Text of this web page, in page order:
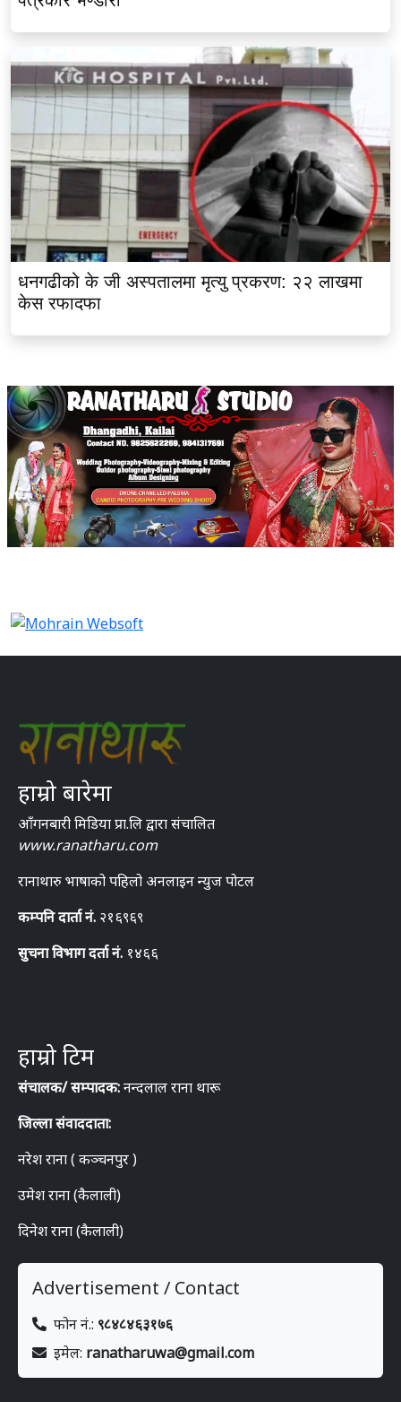
धनगढीको के जी अस्पतालमा मृत्यु प्रकरण: २२ लाखमा
केस रफादफा
हाम्रो बारेमा
आँगनबारी मिडिया प्रा.लि द्वारा संचालित
www.ranatharu.com
रानाथारु भाषाको पहिलो अनलाइन न्युज पोटल
कम्पनि दार्ता नं. २१६९६९
सुचना विभाग दर्ता नं. १४६६
हाम्रो टिम
संचालक/ सम्पादक:नन्दलाल राना थारू
जिल्ला संवाददाता:
नरेश राना ( कञ्चनपुर )
उमेश राना (कैलाली)
दिनेश राना (कैलाली)
Advertisement / Contact
फोन नं.: ९८४८४६३१७६
इमेल: ranatharuwa@gmail.com